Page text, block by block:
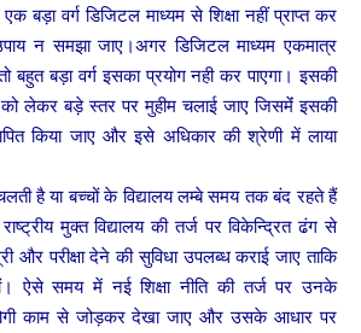
बड़ा वर्ग डिजिटल माध्यम से शिक्षा नहीं प्राप्त कर
न समझा जाए।अगर डिजिटल माध्यम एकमात्र
बहुत बड़ा वर्ग इसका प्रयोग नही कर पाएगा। इसकी
को लेकर बड़े स्तर पर मुहीम चलाई जाए जिसमेंं इसकी
किया जाए और इसे अधिकार की श्रेणी में लाया
है या बच्चों के विद्यालय लम्बे समय तक बंद रहते हैं
मुक्त विद्यालय की तर्ज पर विकेन्द्रित ढंग से
और परीक्षा देने की सुविधा उपलब्ध कराई जाए ताकि
ऐसे समय में नई शिक्षा नीति की तर्ज पर उनके
काम से जोड़कर देखा जाए और उसके आधार पर